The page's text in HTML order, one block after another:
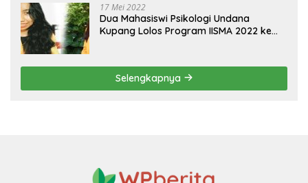
17 Mei 2022
Dua Mahasiswi Psikologi Undana
Kupang Lolos Program IISMA 2022 ke
Selengkapnya